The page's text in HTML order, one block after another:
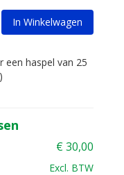
In Winkelwagen
een haspel van 25
€30,00
Excl. BTW